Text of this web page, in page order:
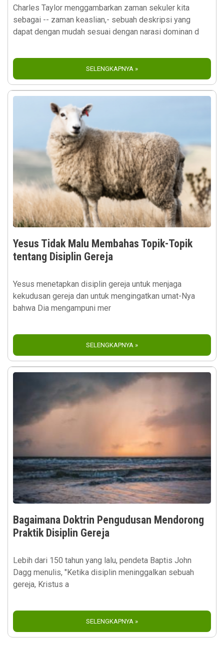
Charles Taylor menggambarkan zaman sekuler kita
sebagai -- zaman keaslian,- sebuah deskripsi yang
dapat dengan mudah sesuai dengan narasi dominan d
SELENGKAPNYA »
Yesus Tidak Malu Membahas Topik-Topik
tentang Disiplin Gereja
Yesus menetapkan disiplin gereja untuk menjaga
kekudusan gereja dan untuk mengingatkan umat-Nya
bahwa Dia mengampuni mer
SELENGKAPNYA »
Bagaimana Doktrin Pengudusan Mendorong
Praktik Disiplin Gereja
Lebih dari 150 tahun yang lalu, pendeta Baptis John
Dagg menulis, "Ketika disiplin meninggalkan sebuah
gereja, Kristus a
SELENGKAPNYA »